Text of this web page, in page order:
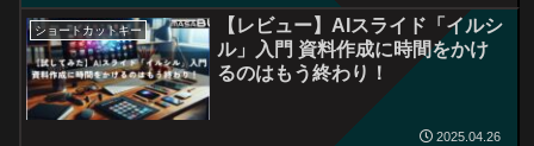
ショートカットキー
【レビュー】AIスライド「イルシ
ル」入門 資料作成に時間をかけ
るのはもう終わり！
2025.04.26